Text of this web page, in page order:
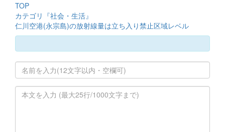
TOP
カテゴリ『社会・生活』
仁川空港(永宗島)の放射線量は立ち入り禁止区域レベル